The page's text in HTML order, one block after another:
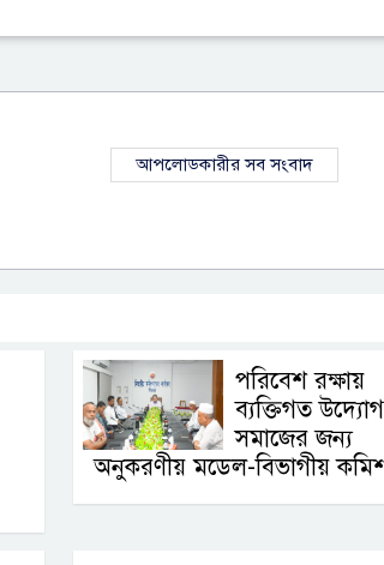
আপলোডকারীর সব সংবাদ
পরিবেশ রক্ষায়
ব্যক্তিগত উদ্যোগ
সমাজের জন্য
অনুকরণীয় মডেল-বিভাগীয়